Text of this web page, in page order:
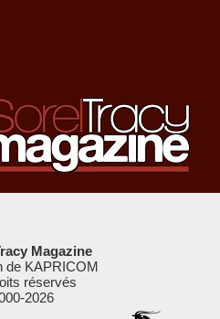
Magazine
de KAPRICOM
réservés
2026